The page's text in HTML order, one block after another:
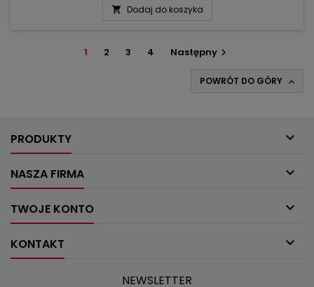
bluzki. Wykańczają, ozdabiają i nadają luksusowy sznyt.
 Dodaj do koszyka
1 2 3 4 Następny 
POWRÓT DO GÓRY 
PRODUKTY 
NASZA FIRMA 
TWOJE KONTO 
KONTAKT 
NEWSLETTER